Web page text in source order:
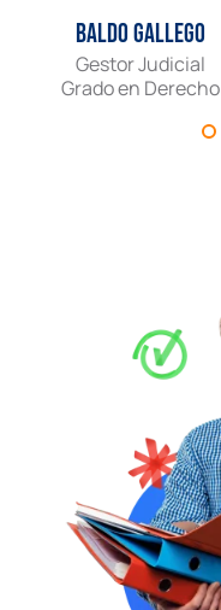
Baldo Gallego
Gestor Judicial
Grado en Derecho